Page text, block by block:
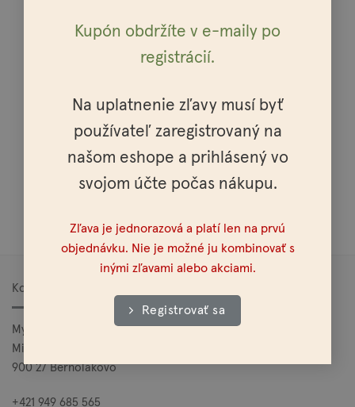
Kupón obdržíte v e-maily po
registrácií.
Na uplatnenie zľavy musí byť
používateľ zaregistrovaný na
našom eshope a prihlásený vo
svojom účte počas nákupu.
Zľava je jednorazová a platí len na prvú
objednávku. Nie je možné ju kombinovať s
inými zľavami alebo akciami.
Registrovať sa
produktu.
Osobné vyzdvihnutie možné v celej SR a ČR
Kontakt
Mylo, s.r.o.
Mierová 25
900 27 Bernolákovo
+421 949 685 565